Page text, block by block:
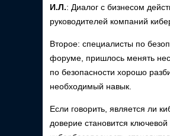
И.Л.: Диалог с бизнесом
руководителей компаний
Второе: специалисты по
форуме, пришлось менять
по безопасности хорошо
необходимый навык.
Если говорить, является ли
доверие становится